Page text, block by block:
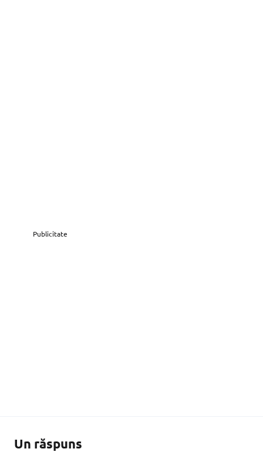
Publicitate
Un răspuns